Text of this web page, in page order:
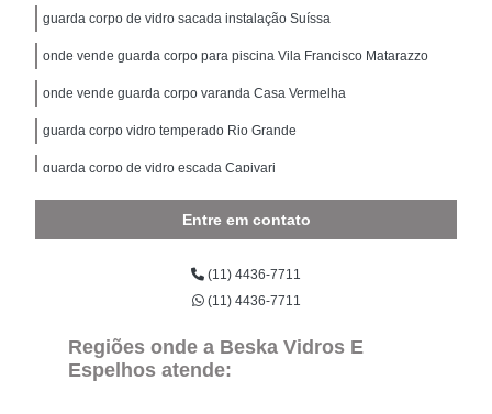
guarda corpo de vidro sacada instalação Suíssa
onde vende guarda corpo para piscina Vila Francisco Matarazzo
onde vende guarda corpo varanda Casa Vermelha
guarda corpo vidro temperado Rio Grande
guarda corpo de vidro escada Capivari
onde vende guarda corpo vidro temperado Vila Nogueira
guarda corpo de vidro escada instalação Conceição
guarda corpo vidro temperado instalação Vila Homero Thon
guarda corpo de alumínio Santa Paula
Entre em contato
(11) 4436-7711
(11) 4436-7711
Regiões onde a Beska Vidros E
Espelhos atende: